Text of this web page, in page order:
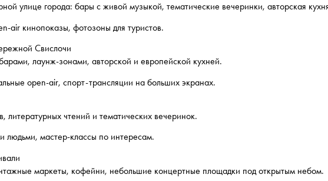
улице города: бары с живой музыкой, тематические вечеринки, авторская
air кинопоказы, фотозоны для туристов.
Свислочи
лаунж-зонами, авторской и европейской кухней.
open-air, спорт-трансляции на больших экранах.
литературных чтений и тематических вечеринок.
людьми, мастер-классы по интересам.
маркеты, кофейни, небольшие концертные площадки под открытым небом.